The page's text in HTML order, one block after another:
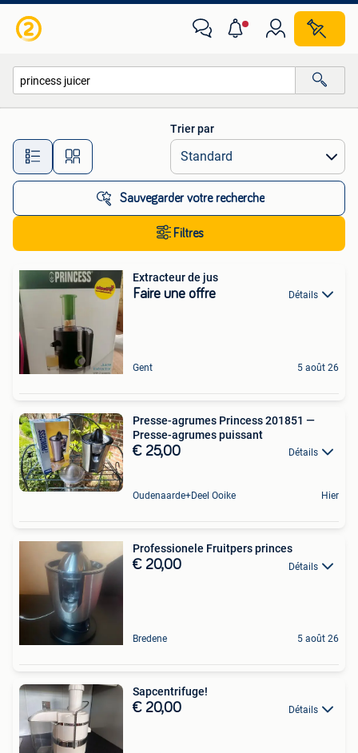
Toutes les distances…
Trier par
Sauvegarder votre recherche
Filtres
Extracteur de jus
Faire une offre Détails
Gent 5 août 26
Presse-agrumes Princess 201851 —
Presse-agrumes puissant
€ 25,00 Détails
Oudenaarde+Deel Ooike Hier
Professionele Fruitpers princes
€ 20,00 Détails
Bredene 5 août 26
Sapcentrifuge!
€ 20,00 Détails